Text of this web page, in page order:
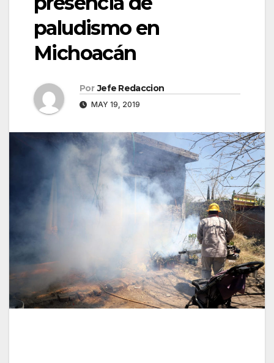
paludismo en
Michoacán
Por Jefe Redaccion
MAY 19, 2019